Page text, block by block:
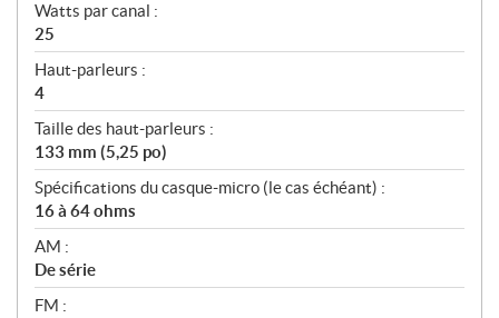
Watts par canal :
25
Haut-parleurs :
4
Taille des haut-parleurs :
133 mm (5,25 po)
Spécifications du casque-micro (le cas échéant) :
16 à 64 ohms
AM :
De série
FM :